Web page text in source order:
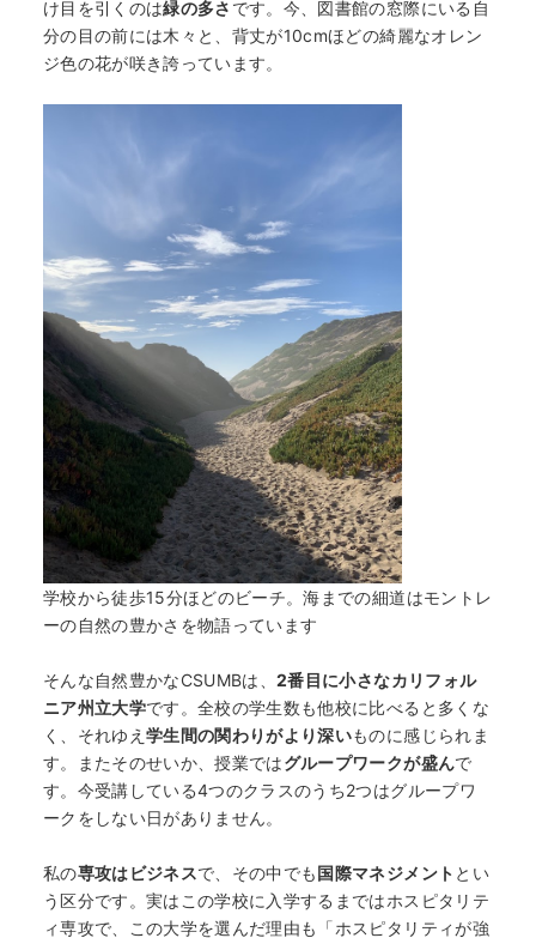
け目を引くのは緑の多さ です。今、図書館の窓際にいる自
分の目の前には木々と、背丈が10cmほどの綺麗なオレン
ジ色の花が咲き誇っています。
学校から徒歩15分ほどのビーチ。海までの細道はモントレ
ーの自然の豊かさを物語っています
そんな自然豊かなCSUMBは、2番目に小さなカリフォル
ニア州立大学です。全校の学生数も他校に比べると多くな
く、それゆえ 学生間の関わりがより深いものに感じられま
す。またそのせいか、授業ではグループワークが盛んで
す。今受講している4つのクラスのうち2つはグループワ
ークをしない日がありません。
私の専攻はビジネスで、その中でも国際マネジメント とい
う区分です。実はこの学校に入学するまではホスピタリテ
ィ専攻で、この大学を選んだ理由も「ホスピタリティが強